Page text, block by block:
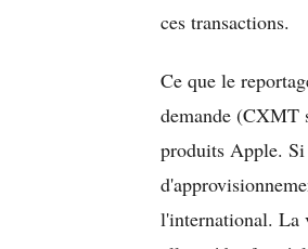
ces transactions.
Ce que le
demande (CXMT
produits Apple. Si
l'international. La